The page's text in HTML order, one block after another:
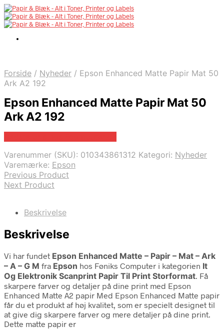
Forside / Nyheder / Epson Enhanced Matte Papir Mat 50
Ark A2 192
Epson Enhanced Matte Papir Mat 50
Ark A2 192
Varenummer (SKU): 010343861312 Kategori: Nyheder
Varemærke: Epson
Previous Product
Next Product
Beskrivelse
Beskrivelse
Vi har fundet Epson Enhanced Matte – Papir – Mat – Ark
– A – G M fra Epson hos Føniks Computer i kategorien It
Og Elektronik Scanprint Papir Til Print Storformat. Få
skarpere farver og detaljer på dine print med Epson
Enhanced Matte A2 papir Med Epson Enhanced Matte papir
får du et produkt af høj kvalitet, som er specielt designet til
at give dig skarpere farver og mere detaljer på dine print.
Dette matte papir er